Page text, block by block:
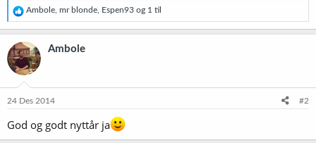
r
R
e
a
k
s
j
o
e
:
Ambole mr blonde Espen93 og 1 til
Ambole
24 Des 2014 #2
God og godt nyttår ja